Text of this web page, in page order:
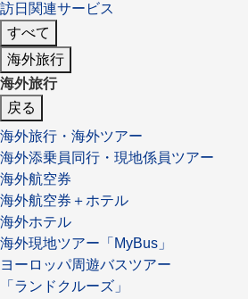
訪日関連サービス
すべて
海外旅行
海外旅行
戻る
海外旅行・海外ツアー
海外添乗員同行・現地係員ツアー
海外航空券
海外航空券＋ホテル
海外ホテル
海外現地ツアー「MyBus」
ヨーロッパ周遊バスツアー
「ランドクルーズ」